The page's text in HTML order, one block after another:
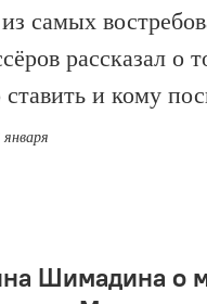
самых
рассказал о
ставить и кому
Шимадина о